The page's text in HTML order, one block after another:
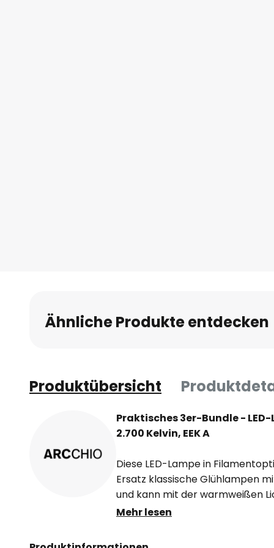
Ähnliche Produkte entdecken
Produktübersicht
Praktisches 3er-Bundle -
2.700 Kelvin, EEK A
Diese LED-Lampe in
Ersatz klassische Glühlampen
und kann mit der warmweißen
Wohnräume eingesetzt werden.
geliefert.
Mehr lesen